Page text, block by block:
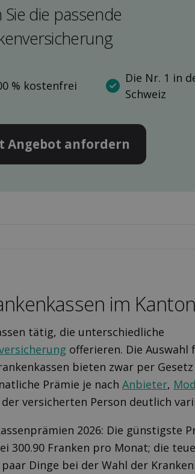
Sie die pas­sende
% kostenfrei
Die Nr. 1 in
Schweiz
Angebot anfordern
im
tätig, die unterschiedliche
offerieren. Die Auswahl
bieten zwar per
Prämie je nach Anbieter,
versicherten Person deutlich
2026: Die günstigste
300.90 Franken pro Monat; die
Dinge bei der Wahl der